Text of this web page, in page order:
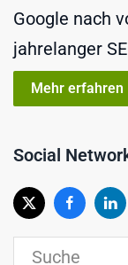
Google nach
jahrelanger
Mehr erfahren
Social